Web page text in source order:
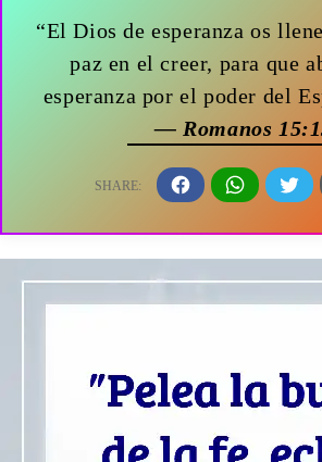
“El Dios de esperanza os
paz en el creer, para que
esperanza por el poder del
— Romanos